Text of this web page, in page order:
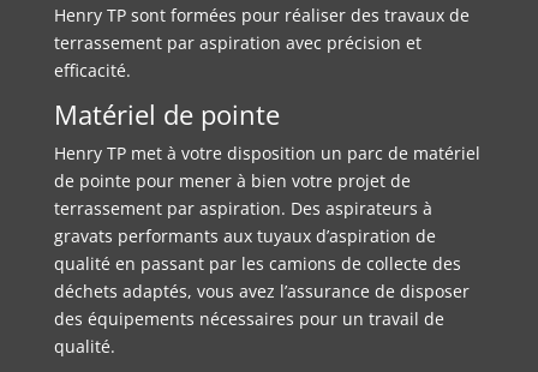
Henry TP sont formées pour réaliser des travaux de
terrassement par aspiration avec précision et
efficacité.
Matériel de pointe
Henry TP met à votre disposition un parc de matériel
de pointe pour mener à bien votre projet de
terrassement par aspiration. Des aspirateurs à
gravats performants aux tuyaux d’aspiration de
qualité en passant par les camions de collecte des
déchets adaptés, vous avez l’assurance de disposer
des équipements nécessaires pour un travail de
qualité.